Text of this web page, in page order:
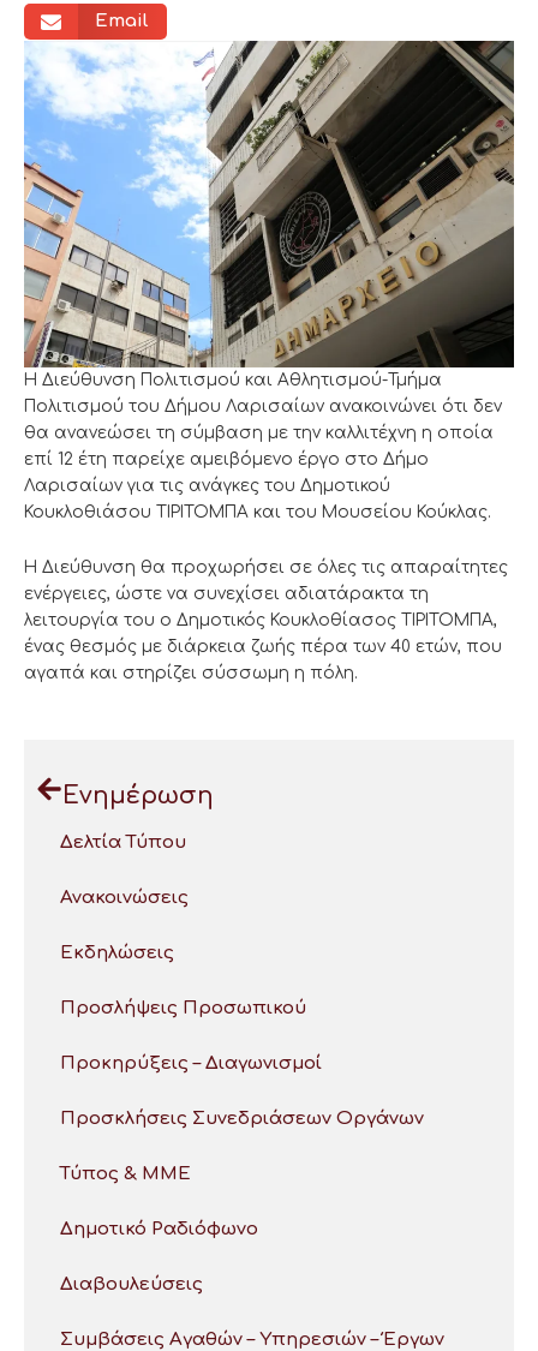
Email
Η Διεύθυνση Πολιτισμού και Αθλητισμού-Τμήμα
Πολιτισμού του Δήμου Λαρισαίων ανακοινώνει ότι δεν
θα ανανεώσει τη σύμβαση με την καλλιτέχνη η οποία
επί 12 έτη παρείχε αμειβόμενο έργο στο Δήμο
Λαρισαίων για τις ανάγκες του Δημοτικού
Κουκλοθιάσου ΤΙΡΙΤΟΜΠΑ και του Μουσείου Κούκλας.
Η Διεύθυνση θα προχωρήσει σε όλες τις απαραίτητες
ενέργειες, ώστε να συνεχίσει αδιατάρακτα τη
λειτουργία του ο Δημοτικός Κουκλοθίασος ΤΙΡΙΤΟΜΠΑ,
ένας θεσμός με διάρκεια ζωής πέρα των 40 ετών, που
αγαπά και στηρίζει σύσσωμη η πόλη.
Ενημέρωση
Δελτία Τύπου
Ανακοινώσεις
Εκδηλώσεις
Προσλήψεις Προσωπικού
Προκηρύξεις – Διαγωνισμοί
Προσκλήσεις Συνεδριάσεων Οργάνων
Τύπος & ΜΜΕ
Δημοτικό Ραδιόφωνο
Διαβουλεύσεις
Συμβάσεις Αγαθών – Υπηρεσιών – Έργων